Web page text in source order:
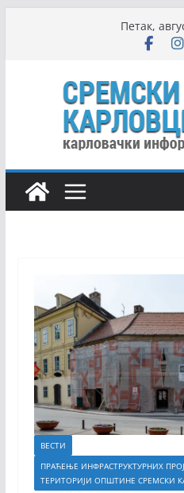
Петак,
ВЕСТИ
ПРАЋЕЊЕ ИНФРАСТРУКТУРНИХ
ТЕРИТОРИЈИ ОПШТИНЕ СРЕМСКИ